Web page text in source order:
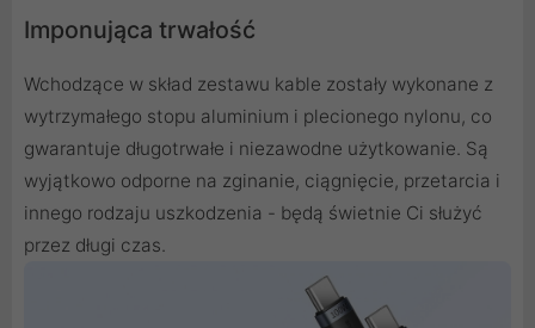
Imponująca trwałość
Wchodzące w skład zestawu kable zostały wykonane z
wytrzymałego stopu aluminium i plecionego nylonu, co
gwarantuje długotrwałe i niezawodne użytkowanie. Są
wyjątkowo odporne na zginanie, ciągnięcie, przetarcia i
innego rodzaju uszkodzenia - będą świetnie Ci służyć
przez długi czas.